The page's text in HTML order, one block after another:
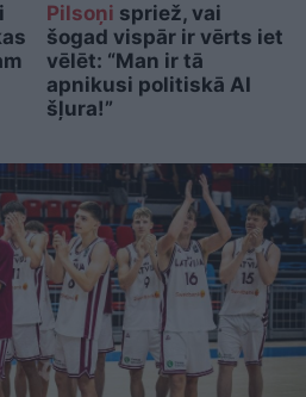
Pilsoņi spriež, vai
šogad vispār ir vērts iet
vēlēt: “Man ir tā
apnikusi politiskā AI
šļura!”